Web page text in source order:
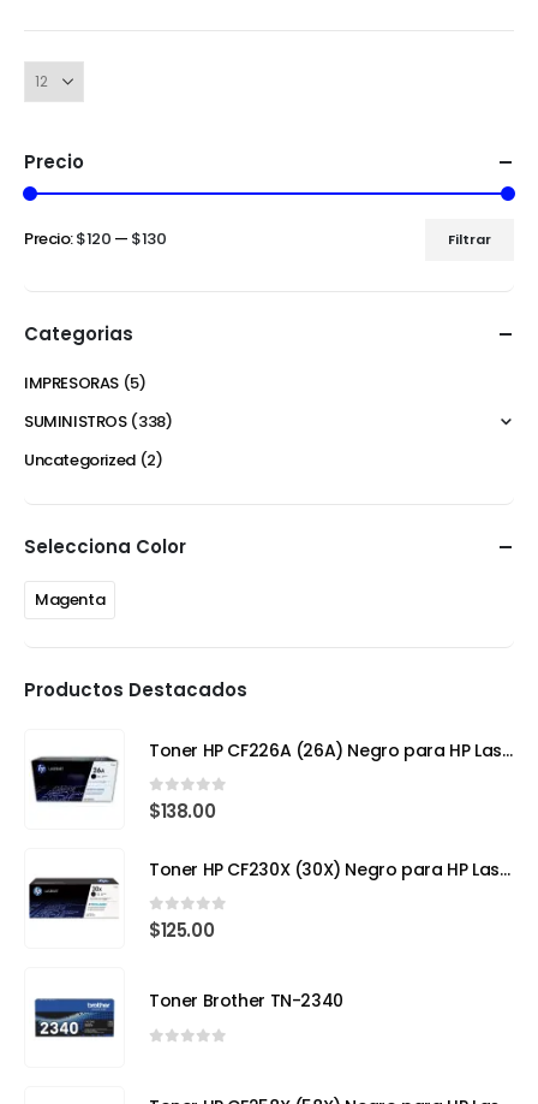
Precio
Filtrar
Precio:$120 — $130
Categorias
IMPRESORAS (5)
SUMINISTROS (338)
Uncategorized (2)
Selecciona Color
Magenta
Productos Destacados
Toner HP CF226A (26A) Negro para HP LaserJet Pro M402
0out of 5
$138.00
Toner HP CF230X (30X) Negro para HP LaserJet Pro
0out of 5
$125.00
Toner Brother TN-2340